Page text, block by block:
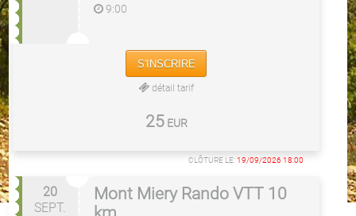
9:00
S'INSCRIRE
détail tarif
25 EUR
CLÔTURE LE:19/09/2026 18:00
20
SEPT.
Mont Miery Rando VTT 10